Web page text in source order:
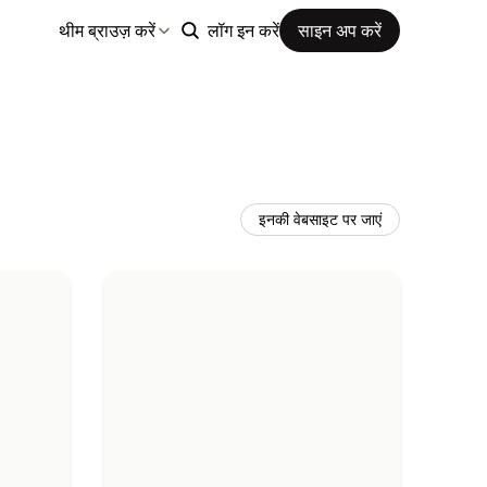
थीम ब्राउज़ करें लॉग इन करें साइन अप करें
इनकी वेबसाइट पर जाएं